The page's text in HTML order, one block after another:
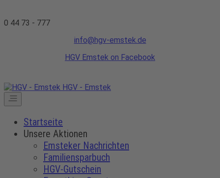
0 44 73 - 777
info@hgv-emstek.de
HGV Emstek on Facebook
HGV - Emstek
Startseite
Unsere Aktionen
Emsteker Nachrichten
Familiensparbuch
HGV-Gutschein